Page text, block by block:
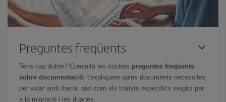
Preguntes freqüents
Tens cap dubte? Consulta les nostres preguntes freqüents
sobre documentació: t'expliquem quins documents necessites
per volar amb Iberia, així com els tràmits específics exigits per
a la migració i les duanes.